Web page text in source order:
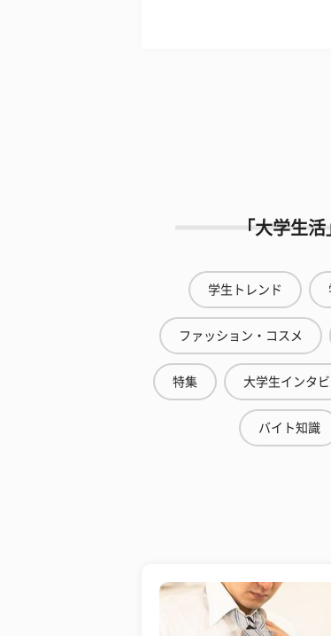
「大学生
学生トレンド
ファッション・コスメ
特集 大学生インタ
バイト知識